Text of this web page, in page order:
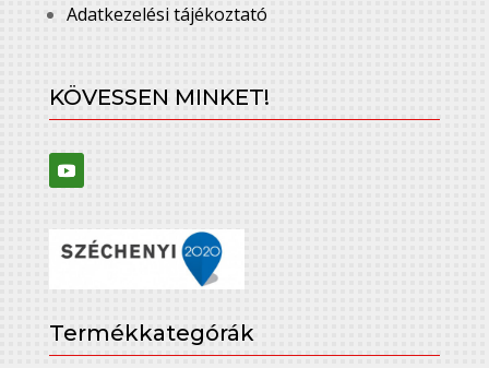
Adatkezelési tájékoztató
KÖVESSEN MINKET!
Termékkategórák